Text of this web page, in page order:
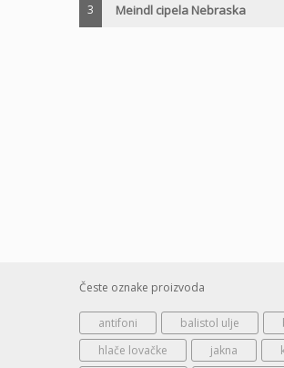
3 Meindl cipela Nebraska
Česte oznake proizvoda
antifoni balistol ulje
hlače lovačke
jakna